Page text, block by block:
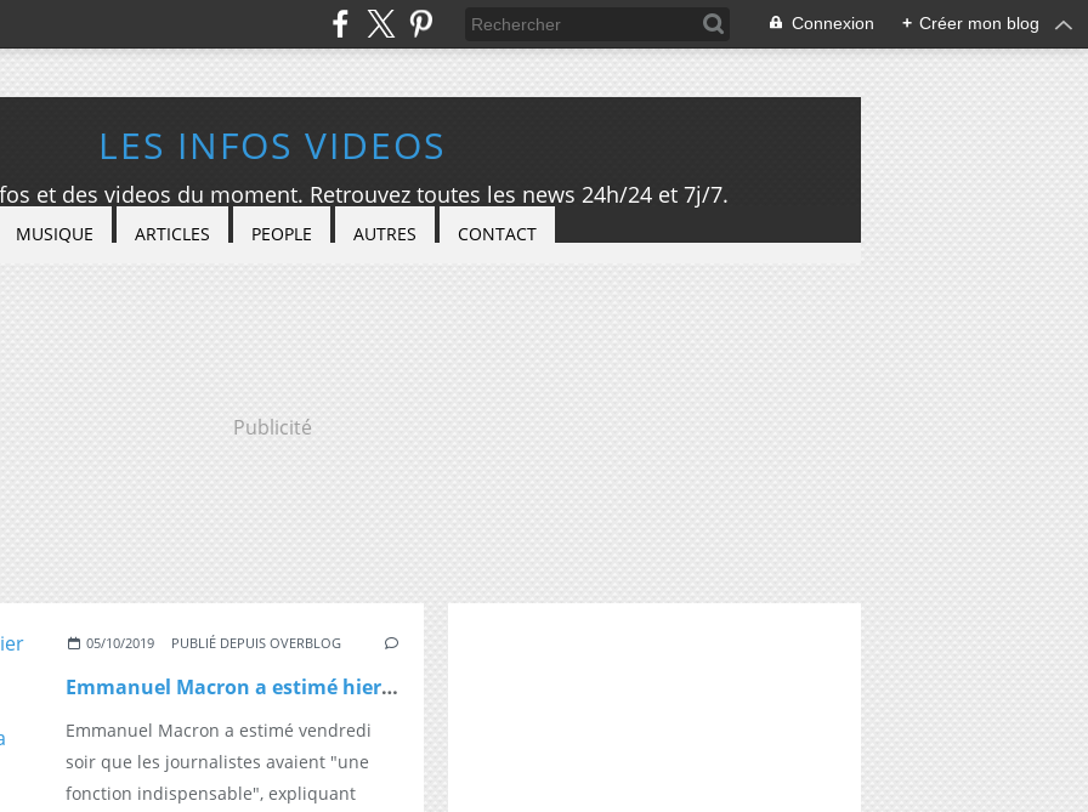
Connexion + Créer mon blog
LES INFOS VIDEOS
et des videos du moment. Retrouvez toutes les news 24h/24 et 7j/7.
MUSIQUE ARTICLES PEOPLE AUTRES CONTACT
Publicité
05/10/2019 PUBLIÉ DEPUIS OVERBLOG
Emmanuel Macron a estimé hier soir que les journalistes avaient "une fonction indispensable" expliquant que son regard sur la presse s'était "consolidé"
Emmanuel Macron a estimé vendredi
soir que les journalistes avaient "une
fonction indispensable", expliquant